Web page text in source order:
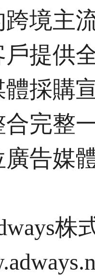
境主
提供
採購
完整
告媒